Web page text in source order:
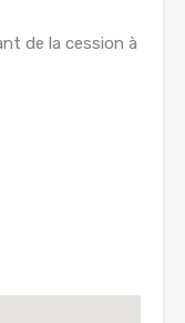
de la cession à